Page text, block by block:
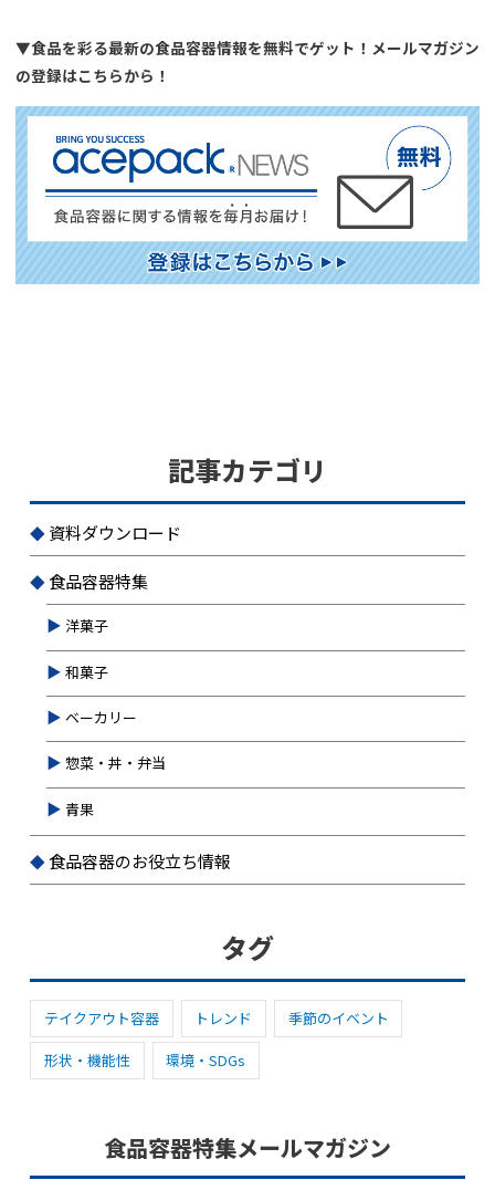
▼食品を彩る最新の食品容器情報を無料でゲット！メールマガジン
の登録はこちらから！
記事カテゴリ
資料ダウンロード
食品容器特集
洋菓子
和菓子
ベーカリー
惣菜・丼・弁当
青果
食品容器のお役立ち情報
タグ
テイクアウト容器 トレンド
季節のイベント
形状・機能性
環境・SDGs
食品容器特集メールマガジン